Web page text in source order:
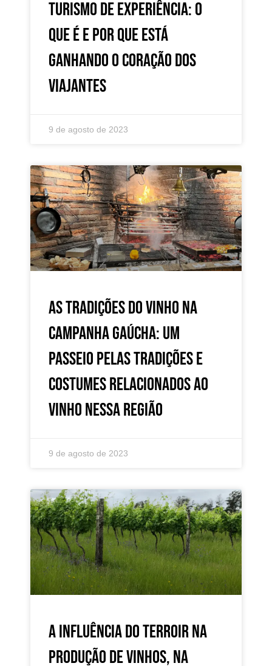
Turismo de Experiência: o
que é e por que está
ganhando o coração dos
viajantes
9 de agosto de 2023
As tradições do vinho na
Campanha Gaúcha: um
passeio pelas tradições e
costumes relacionados ao
vinho nessa região
9 de agosto de 2023
A influência do Terroir na
produção de vinhos, na